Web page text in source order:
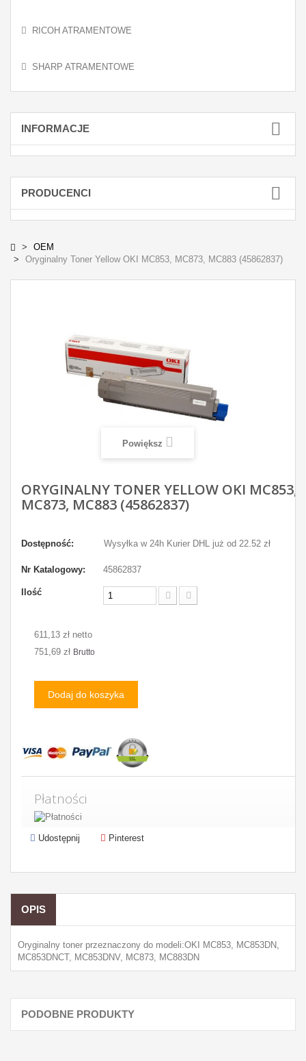
RICOH ATRAMENTOWE
SHARP ATRAMENTOWE
INFORMACJE
PRODUCENCI
OEM
Oryginalny Toner Yellow OKI MC853, MC873, MC883 (45862837)
Powiększ
ORYGINALNY TONER YELLOW OKI MC853,
MC873, MC883 (45862837)
Dostępność: Wysyłka w 24h Kurier DHL już od 22.52 zł
Nr Katalogowy: 45862837
Ilość
611,13 zł netto
751,69 zł Brutto
Dodaj do koszyka
Płatności
Udostępnij Pinterest
OPIS
Oryginalny toner przeznaczony do modeli:OKI MC853, MC853DN,
MC853DNCT, MC853DNV, MC873, MC883DN
PODOBNE PRODUKTY